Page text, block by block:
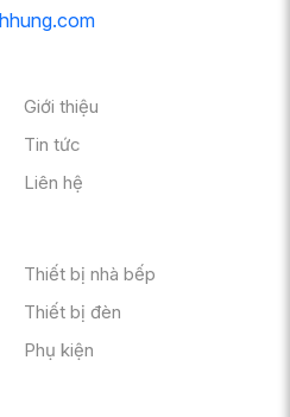
Giới thiệu
Tin tức
Liên hệ
Thiết bị nhà bếp
Thiết bị đèn
Phụ kiện